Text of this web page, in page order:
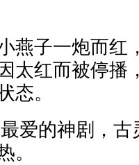
燕子一炮而红
太红而被停播
态。
爱的神剧，
。